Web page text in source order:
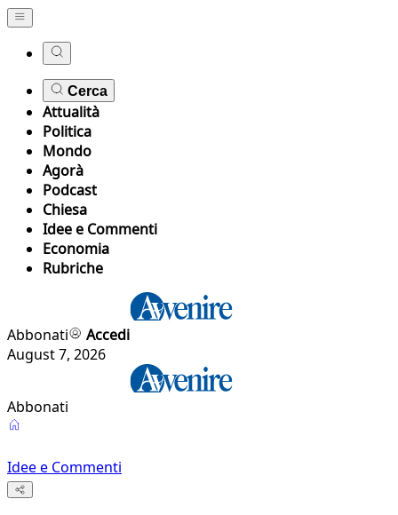
Cerca
Attualità
Politica
Mondo
Agorà
Podcast
Chiesa
Idee e Commenti
Economia
Rubriche
Abbonati
Accedi
August 7, 2026
Abbonati
Idee e Commenti